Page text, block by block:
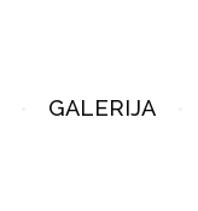
GALERIJA